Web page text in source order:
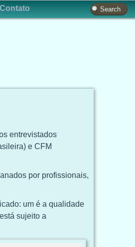
Contato
entrevistados
e CFM
por profissionais,
um é a qualidade
sujeito a